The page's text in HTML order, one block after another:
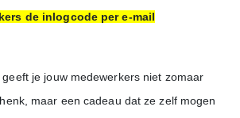
de inlogcode per e-mail
je jouw medewerkers niet zomaar
maar een cadeau dat ze zelf mogen